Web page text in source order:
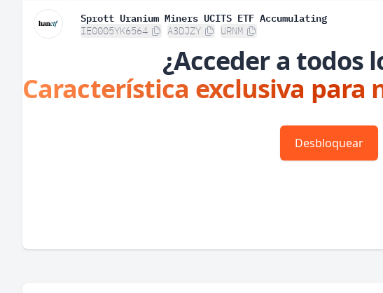
Sprott Uranium Miners UCITS ETF Accumulating
IE0005YK6564 A3DJZY URNM
¿Acceder a todos
Característica exclusiva para
Desbloquear